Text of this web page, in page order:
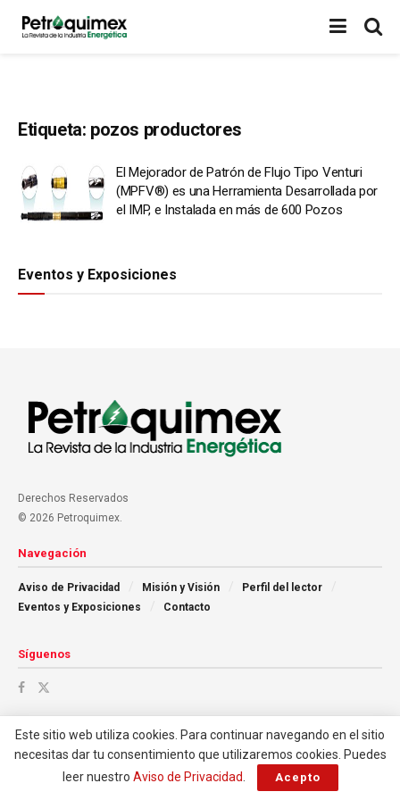
Etiqueta: pozos productores
El Mejorador de Patrón de Flujo Tipo Venturi
(MPFV®) es una Herramienta Desarrollada por
el IMP, e Instalada en más de 600 Pozos
Eventos y Exposiciones
Derechos Reservados
© 2026 Petroquimex.
Navegación
Aviso de Privacidad Misión y Visión
Perfil del lector
Eventos y Exposiciones
Contacto
Síguenos
Este sitio web utiliza cookies. Para continuar navegando en el sitio
necesitas dar tu consentimiento que utilizaremos cookies. Puedes
leer nuestro Aviso de Privacidad Acepto